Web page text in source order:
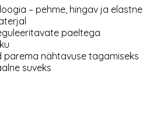
– pehme, hingav ja elastne
paeltega
parema nähtavuse tagamiseks
suveks